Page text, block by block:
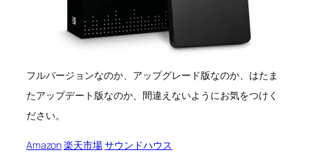
フルバージョンなのか、アップグレード版なのか、はたま
たアップデート版なのか、間違えないようにお気をつけく
ださい。
Amazon楽天市場サウンドハウス